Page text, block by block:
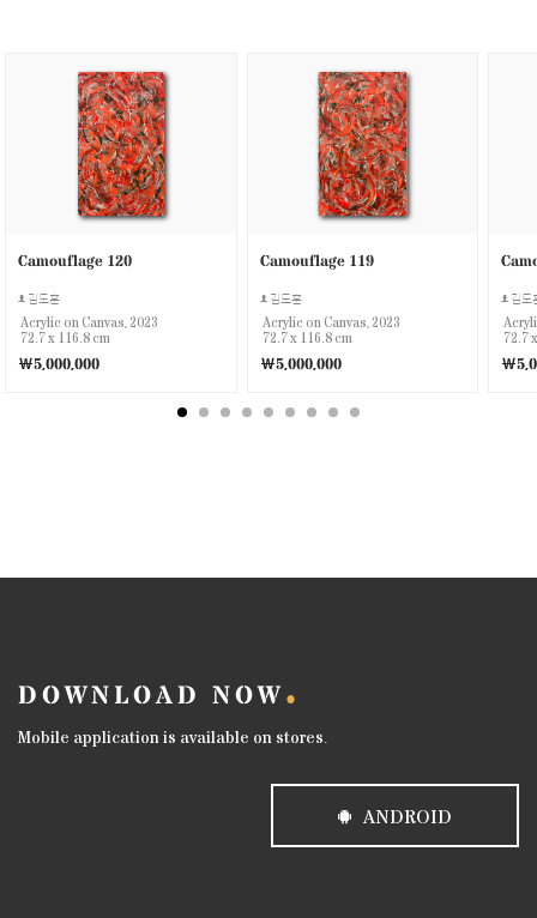
Camouflage 120
김도훈
Acrylic on Canvas, 2023
72.7 x 116.8 cm
￦5,000,000
Camouflage 119
김도훈
Acrylic on Canvas, 2023
72.7 x 116.8 cm
￦5,000,000
김도
72.7
￦
DOWNLOAD NOW
Mobile application is available on stores.
ANDROID